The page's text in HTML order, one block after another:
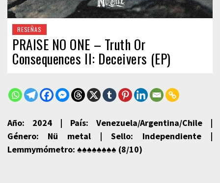
RESEÑAS
PRAISE NO ONE – Truth Or
Consequences II: Deceivers (EP)
Año: 2024 | País: Venezuela/Argentina/Chile |
Género: Nü metal | Sello: Independiente |
Lemmymómetro: ♠♠♠♠♠♠♠♠ (8/10)